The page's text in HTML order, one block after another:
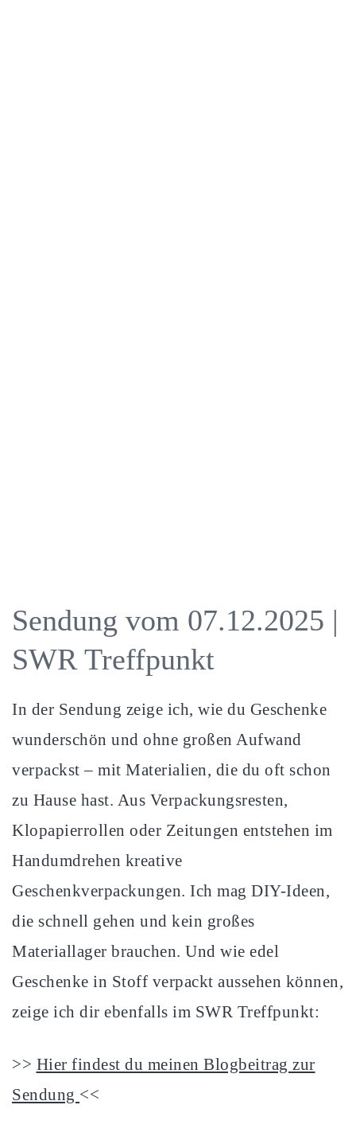
Sendung vom 07.12.2025 |
SWR Treffpunkt
In der Sendung zeige ich, wie du Geschenke
wunderschön und ohne großen Aufwand
verpackst – mit Materialien, die du oft schon
zu Hause hast. Aus Verpackungsresten,
Klopapierrollen oder Zeitungen entstehen im
Handumdrehen kreative
Geschenkverpackungen. Ich mag DIY-Ideen,
die schnell gehen und kein großes
Materiallager brauchen. Und wie edel
Geschenke in Stoff verpackt aussehen können,
zeige ich dir ebenfalls im SWR Treffpunkt:
>> Hier findest du meinen Blogbeitrag zur
Sendung <<